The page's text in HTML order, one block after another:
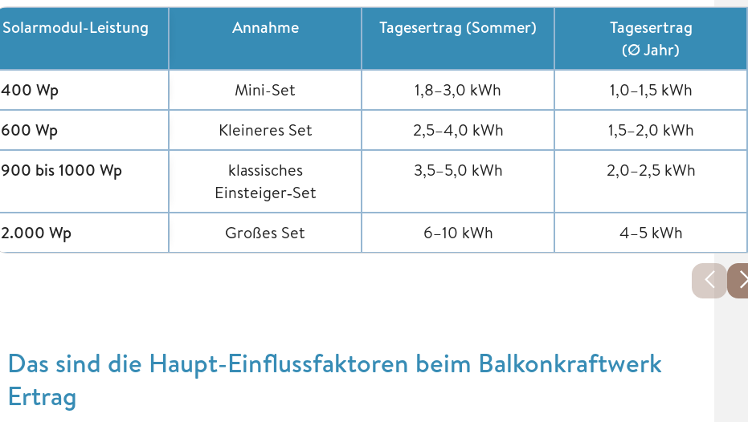
Solarmodul-Leistung Annahme Tagesertrag (Sommer)
Tagesertrag
(Ø Jahr)
400 Wp
Mini-Set 1,8–3,0 kWh
1,0–1,5 kWh
600 Wp
Kleineres Set 2,5–4,0 kWh
1,5–2,0 kWh
900 bis 1000 Wp
klassisches
Einsteiger‑Set
3,5–5,0 kWh 2,0–2,5 kWh
2.000 Wp Großes Set 6–10 kWh 4–5 kWh
Das sind die Haupt-Einflussfaktoren beim Balkonkraftwerk
Ertrag